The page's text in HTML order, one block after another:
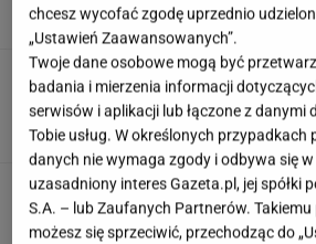
Polka przestrzegano,
"Jestem po
Ten quiz logiczny
Wynik 3/8 to powód do
chcesz wycofać zgodę uprzednio
„Ustawień Zaawansowanych”.
Twoje dane osobowe mogą być
badania i mierzenia informacji
serwisów i aplikacji lub łączone z danymi
Tobie usług. W określonych przypadkach
danych nie wymaga zgody i odbywa się
uzasadniony interes Gazeta.pl, jej spółki
S.A. – lub Zaufanych Partnerów.
możesz się sprzeciwić, przechodząc do